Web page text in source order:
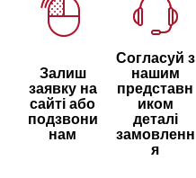
Залиш
заявку на
сайті або
подзвони
нам
Согласуй з
нашим
представн
иком
деталі
замовленн
я